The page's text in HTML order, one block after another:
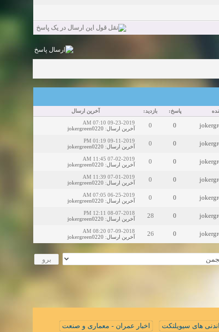
پاسخ: بازدید: آخرین ارسال
0
0
09-23-2019 07:10 AM
آخرین ارسال:
jokergreen0220
0
0
09-11-2019 01:19 PM
آخرین ارسال:
jokergreen0220
0
0
07-02-2019 11:45 AM
آخرین ارسال:
jokergreen0220
0
0
07-01-2019 11:39 AM
آخرین ارسال:
jokergreen0220
0
0
06-25-2019 07:05 AM
آخرین ارسال:
jokergreen0220
0
28
08-07-2018 12:11 PM
آخرین ارسال:
jokergreen0220
0
26
07-09-2018 08:20 AM
آخرین ارسال:
jokergreen0220
های سیویلتکت اخبار عمران - معماری و صنعت